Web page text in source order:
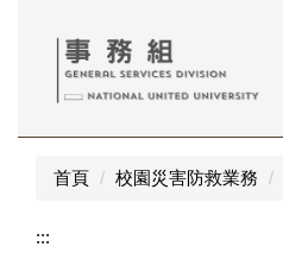
首頁 校園災害防救業務
:::